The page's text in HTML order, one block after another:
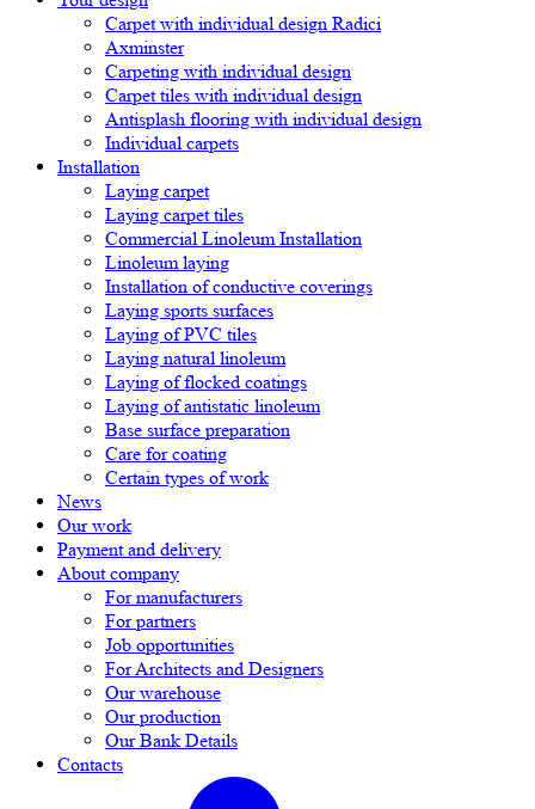
Carpet with individual design Radici
Axminster
Carpeting with individual design
Carpet tiles with individual design
Antisplash flooring with individual design
Individual carpets
Installation
Laying carpet
Laying carpet tiles
Commercial Linoleum Installation
Linoleum laying
Installation of conductive coverings
Laying sports surfaces
Laying of PVC tiles
Laying natural linoleum
Laying of flocked coatings
Laying of antistatic linoleum
Base surface preparation
Care for coating
Certain types of work
News
Our work
Payment and delivery
About company
For manufacturers
For partners
Job opportunities
For Architects and Designers
Our warehouse
Our production
Our Bank Details
Contacts